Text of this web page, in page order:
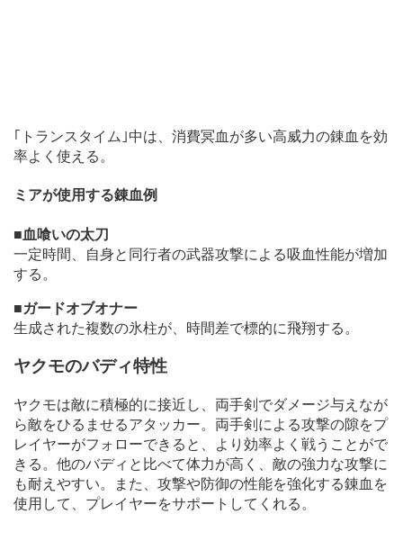
｢トランスタイム｣中は、消費冥血が多い高威力の錬血を効
率よく使える。
ミアが使用する錬血例
■血喰いの太刀
一定時間、自身と同行者の武器攻撃による吸血性能が増加
する。
■ガードオブオナー
生成された複数の氷柱が、時間差で標的に飛翔する。
ヤクモのバディ特性
ヤクモは敵に積極的に接近し、両手剣でダメージ与えなが
ら敵をひるませるアタッカー。両手剣による攻撃の隙をプ
レイヤーがフォローできると、より効率よく戦うことがで
きる。他のバディと比べて体力が高く、敵の強力な攻撃に
も耐えやすい。また、攻撃や防御の性能を強化する錬血を
使用して、プレイヤーをサポートしてくれる。